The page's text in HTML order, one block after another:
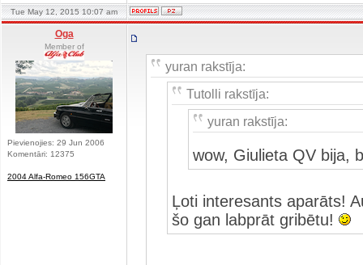
Tue May 12, 2015 10:07 am
Oga
Member of
Pievienojies: 29 Jun 2006
Komentāri: 12375
2004 Alfa-Romeo 156GTA
yuran rakstīja:
Tutolli rakstīja:
yuran rakstīja:
wow, Giulieta QV bija,
Ļoti interesants aparāts!
šo gan labprāt gribētu!